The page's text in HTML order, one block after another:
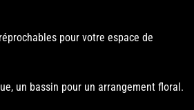
pour votre espace de
un bassin pour un arrangement floral.